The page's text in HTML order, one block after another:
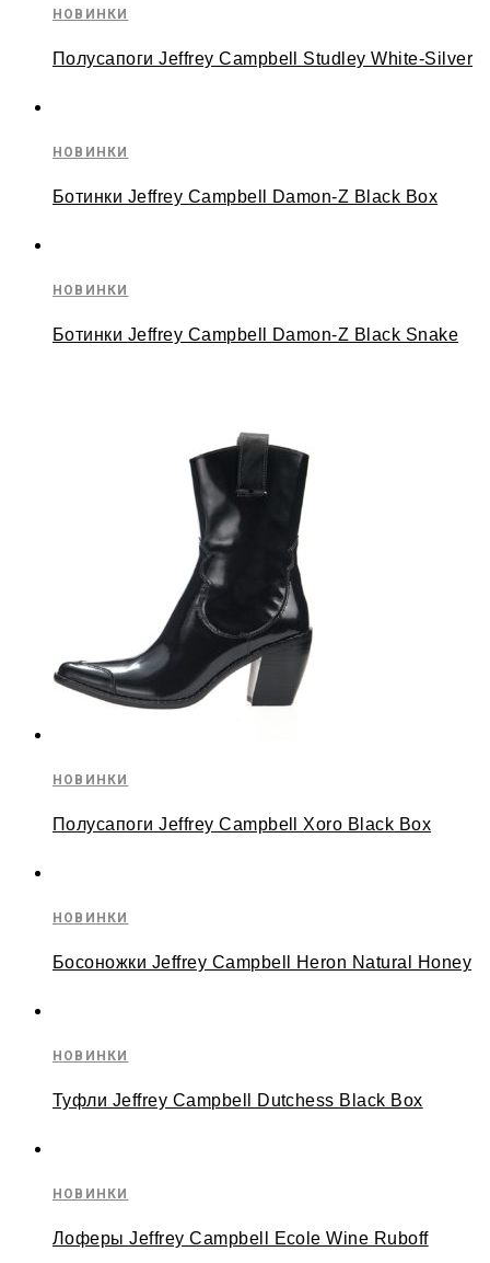
НОВИНКИ
Полусапоги Jeffrey Campbell Studley White-Silver
НОВИНКИ
Ботинки Jeffrey Campbell Damon-Z Black Box
НОВИНКИ
Ботинки Jeffrey Campbell Damon-Z Black Snake
НОВИНКИ
Полусапоги Jeffrey Campbell Xoro Black Box
НОВИНКИ
Босоножки Jeffrey Campbell Heron Natural Honey
НОВИНКИ
Туфли Jeffrey Campbell Dutchess Black Box
НОВИНКИ
Лоферы Jeffrey Campbell Ecole Wine Ruboff